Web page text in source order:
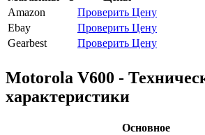
Amazon
Проверить Цену
Ebay
Проверить Цену
Gearbest
Проверить Цену
Motorola V600 -
характеристики
Основное